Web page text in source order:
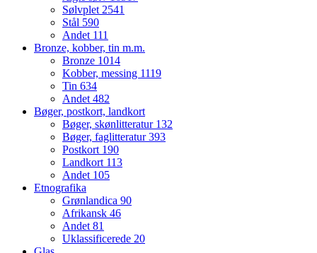
Sølvplet 2541
Stål 590
Andet 111
Bronze, kobber, tin m.m.
Bronze 1014
Kobber, messing 1119
Tin 634
Andet 482
Bøger, postkort, landkort
Bøger, skønlitteratur 132
Bøger, faglitteratur393
Postkort 190
Landkort 113
Andet 105
Etnografika
Grønlandica 90
Afrikansk 46
Andet 81
Uklassificerede 20